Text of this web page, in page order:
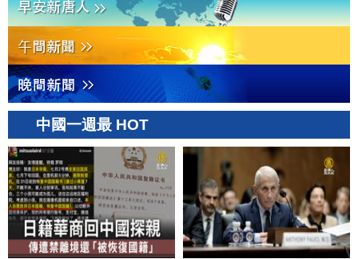
中國一週最 HOT